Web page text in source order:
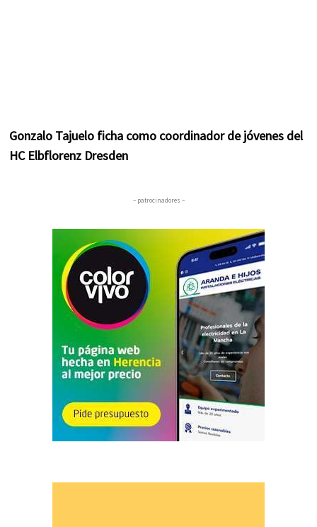
Gonzalo Tajuelo ficha como coordinador de jóvenes del
HC Elbflorenz Dresden
– patrocinadores –